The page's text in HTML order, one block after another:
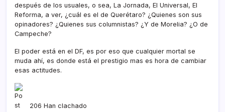
después de los usuales, o sea, La Jornada, El Universal, El
Reforma, a ver, ¿cuál es el de Querétaro? ¿Quienes son sus
opinadores? ¿Quienes sus columnistas? ¿Y de Morelia? ¿O de
Campeche?
El poder está en el DF, es por eso que cualquier mortal se
muda ahí­, es donde está el prestigio mas es hora de cambiar
esas actitudes.
206 Han clachado